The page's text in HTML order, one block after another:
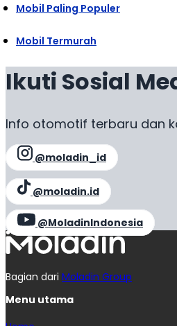
Mobil Paling Populer
Mobil Termurah
Ikuti Sosial
Info otomotif terbaru dan
@moladin_id
@moladin.id
@MoladinIndonesia
Bagian dari Moladin Group
Menu utama